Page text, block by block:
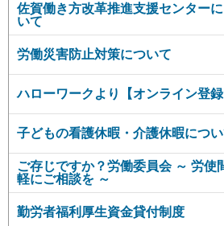
佐賀働き方改革推進支援センター
いて
労働災害防止対策について
ハローワークより【オンライン登録
子どもの看護休暇・介護休暇につ
ご存じですか？労働委員会 ～ 労使
軽にご相談を ～
勤労者福利厚生資金貸付制度